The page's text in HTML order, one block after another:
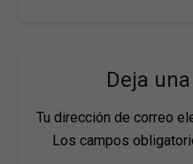
Deja
Tu dirección de correo
Los campos